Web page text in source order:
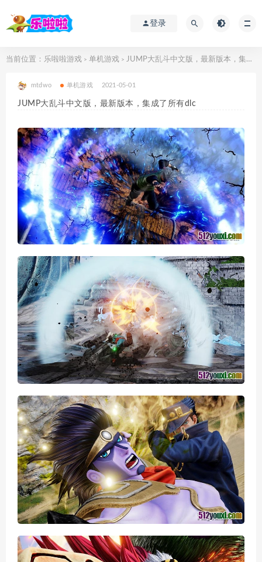
登录
当前位置： 乐啦啦游戏 > 单机游戏 > JUMP大乱斗中文版，最新版本，集成了所有dlc
mtdwo 单机游戏 2021-05-01
JUMP大乱斗中文版，最新版本，集成了所有dlc